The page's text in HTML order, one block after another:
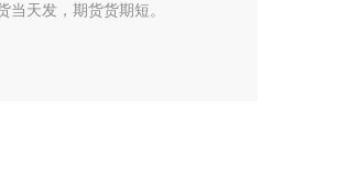
当天发，期货货期短。